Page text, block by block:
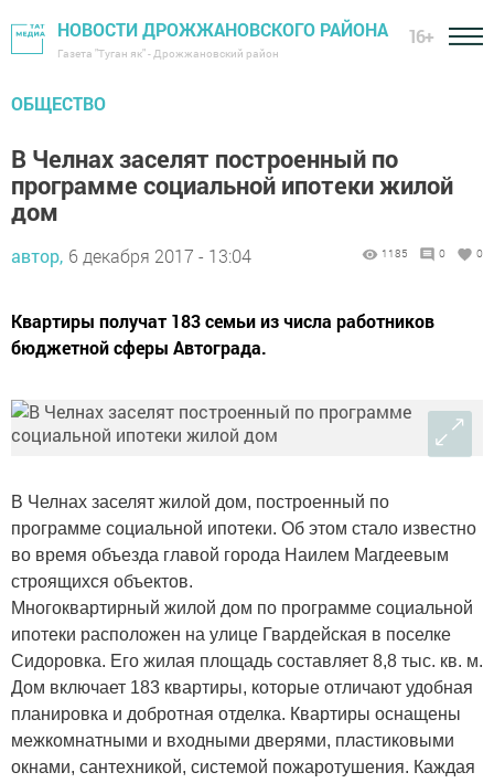
НОВОСТИ ДРОЖЖАНОВСКОГО РАЙОНА
Газета "Туган як" - Дрожжановский район
16+
ОБЩЕСТВО
В Челнах заселят построенный по
программе социальной ипотеки жилой
дом
автор, 6 декабря 2017 - 13:04 1185 0 0
Квартиры получат 183 семьи из числа работников
бюджетной сферы Автограда.
В Челнах заселят жилой дом, построенный по
программе социальной ипотеки. Об этом стало известно
во время объезда главой города Наилем Магдеевым
строящихся объектов.
Многоквартирный жилой дом по программе социальной
ипотеки расположен на улице Гвардейская в поселке
Сидоровка. Его жилая площадь составляет 8,8 тыс. кв. м.
Дом включает 183 квартиры, которые отличают удобная
планировка и добротная отделка. Квартиры оснащены
межкомнатными и входными дверями, пластиковыми
окнами, сантехникой, системой пожаротушения. Каждая